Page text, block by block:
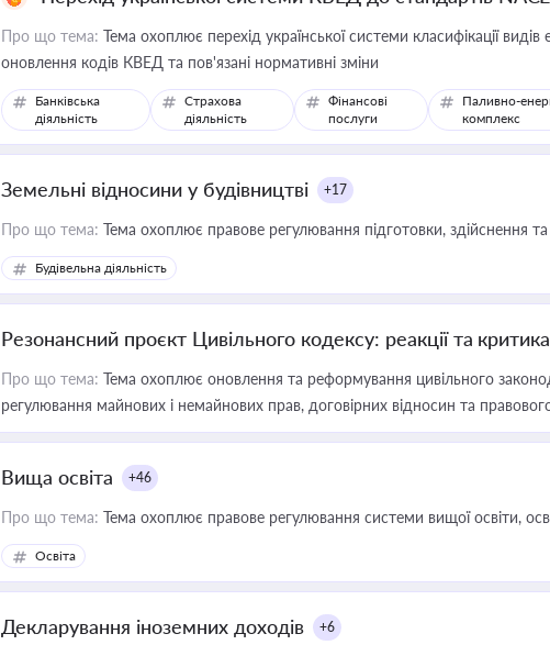
Про що тема: Тема охоплює перехід української системи класифікації
оновлення кодів КВЕД та пов'язані нормативні зміни
Банківська
діяльність
Страхова
діяльність
Фінансові
послуги
Паливно-
комплекс
Земельні відносини у будівництві +17
Про що тема: Тема охоплює правове регулювання підготовки, здійснення та
Будівельна діяльність
Резонансний проєкт Цивільного кодексу: реакції та критика
Про що тема: Тема охоплює оновлення та реформування цивільного
регулювання майнових і немайнових прав, договірних відносин та
Вища освіта +46
Про що тема: Тема охоплює правове регулювання системи вищої освіти,
Освіта
Декларування іноземних доходів +6